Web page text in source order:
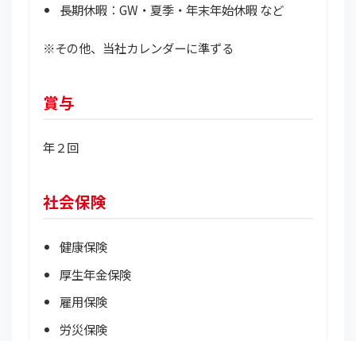
長期休暇：GW・夏季・年末年始休暇 など
※その他、当社カレンダーに準ずる
賞与
年２回
社会保険
健康保険
厚生年金保険
雇用保険
労災保険